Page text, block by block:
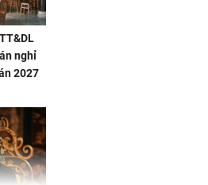
nghỉ
2027